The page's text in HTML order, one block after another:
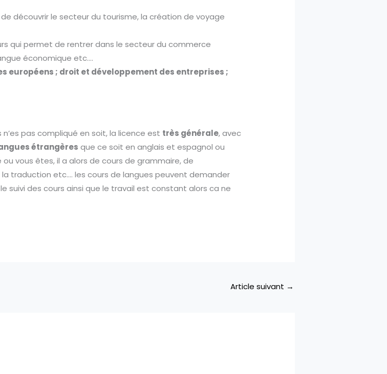
découvrir le secteur du tourisme, la création de voyage
qui permet de rentrer dans le secteur du commerce
économique etc….
européens ; droit et développement des entreprises ;
pas compliqué en soit, la licence est très générale, avec
étrangères que ce soit en anglais et espagnol ou
vous êtes, il a alors de cours de grammaire, de
traduction etc.… les cours de langues peuvent demander
suivi des cours ainsi que le travail est constant alors ca ne
Article suivant →